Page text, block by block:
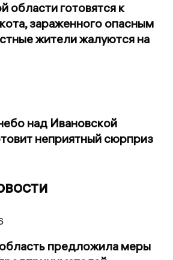
области готовятся к
зараженного опасным
жители жалуются на
над Ивановской
неприятный сюрприз
предложила меры